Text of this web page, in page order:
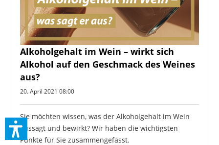
Alkoholgehalt im Wein – wirkt sich
Alkohol auf den Geschmack des Weines
aus?
20. April 2021 08:00
Sie möchten wissen, was der Alkoholgehalt im Wein
aussagt und bewirkt? Wir haben die wichtigsten
Punkte für Sie zusammengefasst.